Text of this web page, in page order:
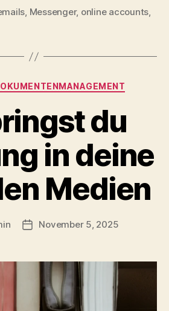
, Messenger, online accounts,
Kategorien
du
in deine
Medien
Veröffentlichungsdatum
November 5, 2025